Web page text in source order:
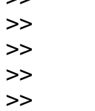
>>
>>
>>
>>